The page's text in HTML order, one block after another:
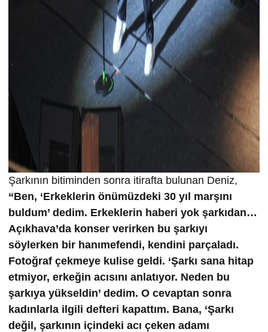
Şarkının bitiminden sonra itirafta bulunan Deniz,
“Ben, ‘Erkeklerin önümüzdeki 30 yıl marşını
buldum’ dedim. Erkeklerin haberi yok şarkıdan…
Açıkhava’da konser verirken bu şarkıyı
söylerken bir hanımefendi, kendini parçaladı.
Fotoğraf çekmeye kulise geldi. ‘Şarkı sana hitap
etmiyor, erkeğin acısını anlatıyor. Neden bu
şarkıya yükseldin’ dedim. O cevaptan sonra
kadınlarla ilgili defteri kapattım. Bana, ‘Şarkı
değil, şarkının içindeki acı çeken adamı